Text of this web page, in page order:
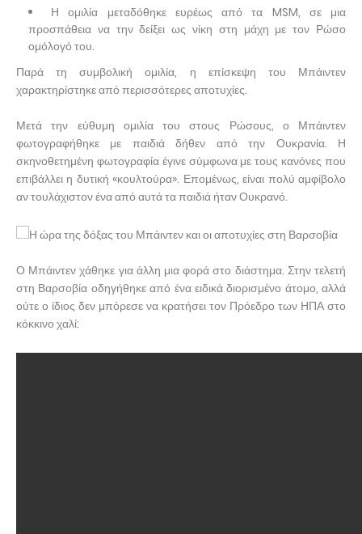
Η ομιλία μεταδόθηκε ευρέως από τα MSM, σε μια
προσπάθεια να την δείξει ως νίκη στη μάχη με τον Ρώσο
ομόλογό του.
Παρά τη συμβολική ομιλία, η επίσκεψη του Μπάιντεν
χαρακτηρίστηκε από περισσότερες αποτυχίες.
Μετά την εύθυμη ομιλία του στους Ρώσους, ο Μπάιντεν
φωτογραφήθηκε με παιδιά δήθεν από την Ουκρανία. Η
σκηνοθετημένη φωτογραφία έγινε σύμφωνα με τους κανόνες που
επιβάλλει η δυτική «κουλτούρα». Επομένως, είναι πολύ αμφίβολο
αν τουλάχιστον ένα από αυτά τα παιδιά ήταν Ουκρανό.
Ο Μπάιντεν χάθηκε για άλλη μια φορά στο διάστημα. Στην τελετή
στη Βαρσοβία οδηγήθηκε από ένα ειδικά διορισμένο άτομο, αλλά
ούτε ο ίδιος δεν μπόρεσε να κρατήσει τον Πρόεδρο των ΗΠΑ στο
κόκκινο χαλί: